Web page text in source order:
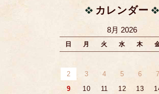
カレンダー
8月 2026
日 月 火 水 木
2
3 4 5 6 7
9
10 11 12 13